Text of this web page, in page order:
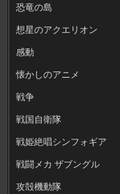
恐竜の島
想星のアクエリオン
感動
懐かしのアニメ
戦争
戦国自衛隊
戦姫絶唱シンフォギア
戦闘メカ ザブングル
攻殻機動隊